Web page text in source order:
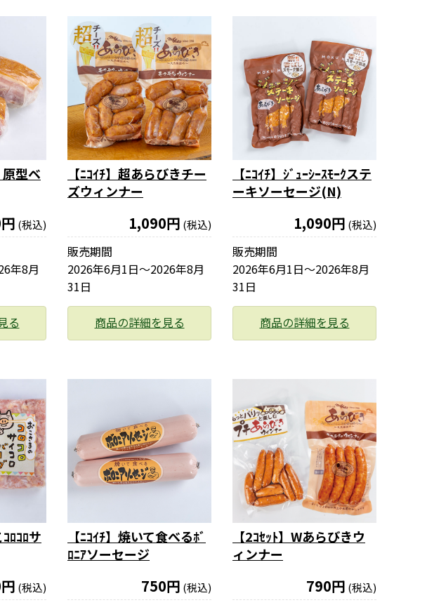
型ベ
(税込)
年8月
る
【ﾆｺｲﾁ】超あらびきチー
ズウィンナー
1,090円 (税込)
販売期間
2026年6月1日〜2026年8月
31日
商品の詳細を見る
【ﾆｺｲﾁ】ｼﾞｭｰｼｰｽﾓｰｸステ
ーキソーセージ(N)
1,090円 (税込)
販売期間
2026年6月1日〜2026年8月
31日
商品の詳細を見る
ｺﾛｺﾛサ
(税込)
【ﾆｺｲﾁ】焼いて食べるﾎﾞ
ﾛﾆｱソーセージ
750円 (税込)
【2ｺｾｯﾄ】Wあらびきウ
ィンナー
790円 (税込)